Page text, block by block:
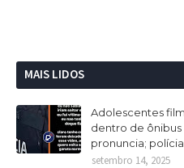
MAIS LIDOS
Adolescentes
dentro de ônibus
pronuncia;
setembro 14, 2025